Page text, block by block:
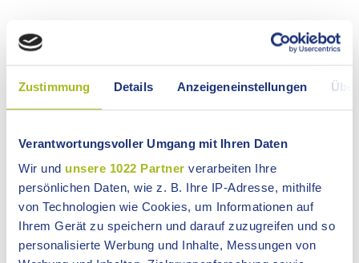
Zustimmung Details Anzeigeneinstellungen
Verantwortungsvoller Umgang mit Ihren Daten
Wir und unsere 1022 Partner verarbeiten Ihre
persönlichen Daten, wie z. B. Ihre IP-Adresse, mithilfe
von Technologien wie Cookies, um Informationen auf
Ihrem Gerät zu speichern und darauf zuzugreifen und so
personalisierte Werbung und Inhalte, Messungen von
PRESSEMITTEILUNG
Nr. 266 vom 27.06.2025
Anmeldung für die Ausbildungs- und
Studienmessen 2025/2026 geöffnet
Die Messe in Ellwangen findet am Samstag, 22.
November 2025, von 9:00 bis 13:00 Uhr in den
Räumlichkeiten des Kreisberufsschulzentrums Ellwangen,
des Hariolf-Gymnasiums, der Eugen-Bolz-Realschule
sowie der Rundsporthalle statt. Die Messe in Aalen folgt
am Samstag, 7. Februar 2026, ebenfalls von 9:00 bis